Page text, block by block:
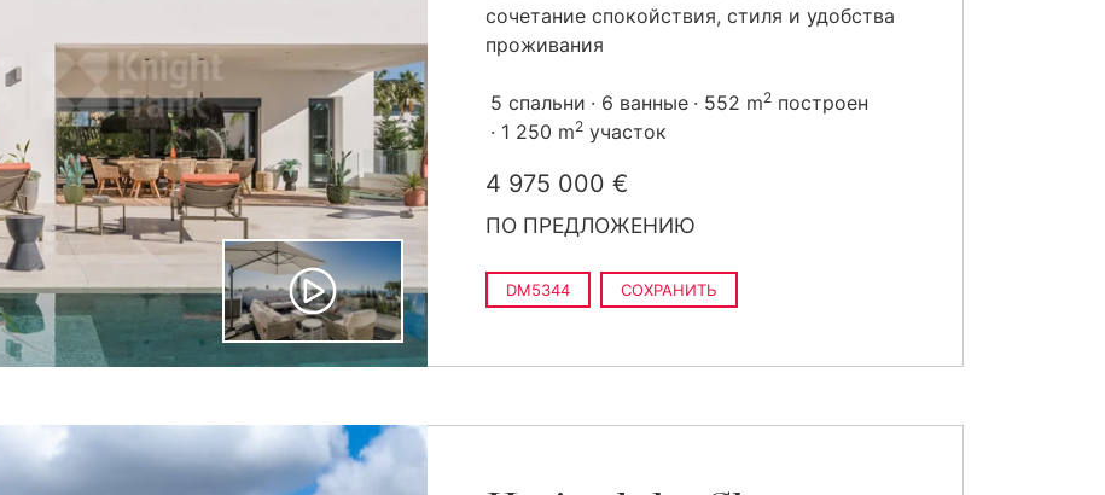
сочетание спокойствия, стиля и удобства
проживания
5 спальни 6 ванные 552 m2 построен
1 250 m2 участок
4 975 000 €
ПО ПРЕДЛОЖЕНИЮ
DM5344 СОХРАНИТЬ